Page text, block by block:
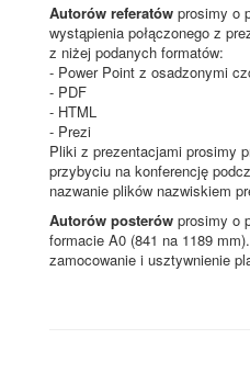
WYDAWNICTWA
GALERIA
INFORMACJE DLA
DLA MEDIÓW
Autorów referatów prosimy o
wystąpienia połączonego z
z niżej podanych formatów:
- Power Point z osadzonymi
- PDF
- HTML
- Prezi
Pliki z prezentacjami prosimy
przybyciu na konferencję
nazwanie plików nazwiskiem
Autorów posterów prosimy o
formacie A0 (841 na 1189
zamocowanie i usztywnienie